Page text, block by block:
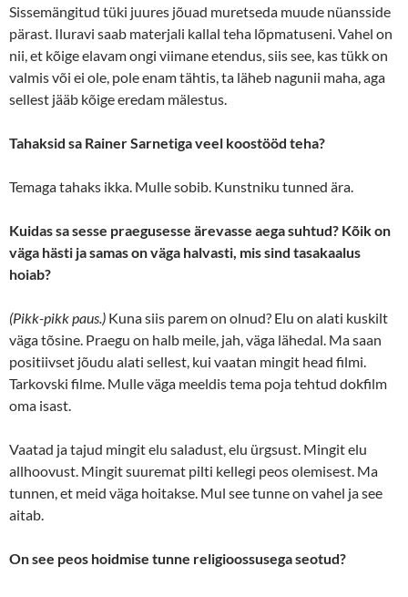
Sissemängitud tüki juures jõuad muretseda muude nüansside
pärast. Iluravi saab materjali kallal teha lõpmatuseni. Vahel on
nii, et kõige elavam ongi viimane etendus, siis see, kas tükk on
valmis või ei ole, pole enam tähtis, ta läheb nagunii maha, aga
sellest jääb kõige eredam mälestus.
Tahaksid sa Rainer Sarnetiga veel koostööd teha?
Temaga tahaks ikka. Mulle sobib. Kunstniku tunned ära.
Kuidas sa sesse praegusesse ärevasse aega suhtud? Kõik on
väga hästi ja samas on väga halvasti, mis sind tasakaalus
hoiab?
(Pikk-pikk paus.) Kuna siis parem on olnud? Elu on alati kuskilt
väga tõsine. Praegu on halb meile, jah, väga lähedal. Ma saan
positiivset jõudu alati sellest, kui vaatan mingit head filmi.
Tarkovski filme. Mulle väga meeldis tema poja tehtud dokfilm
oma isast.
Vaatad ja tajud mingit elu saladust, elu ürgsust. Mingit elu
allhoovust. Mingit suuremat pilti kellegi peos olemisest. Ma
tunnen, et meid väga hoitakse. Mul see tunne on vahel ja see
aitab.
On see peos hoidmise tunne religioossusega seotud?